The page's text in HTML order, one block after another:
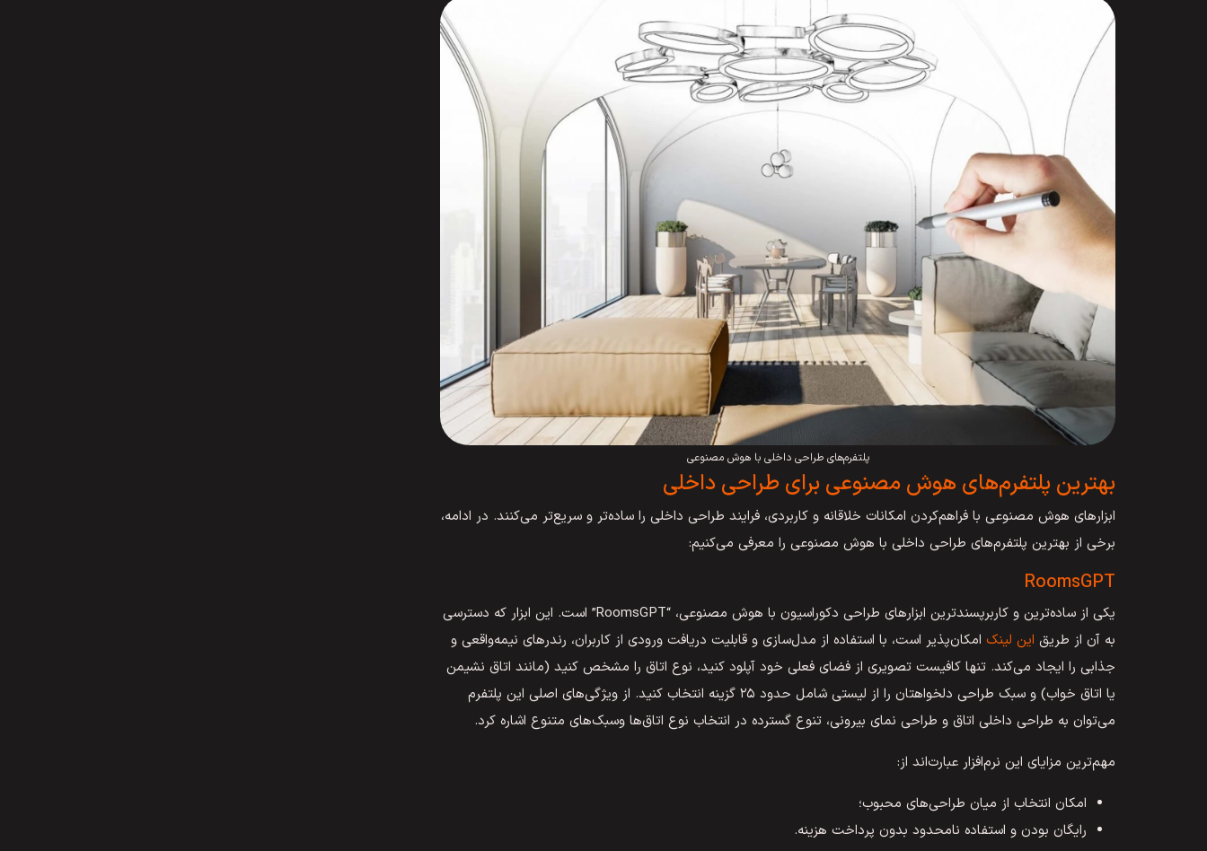
پلتفرم‌های طراحی داخلی با هوش مصنوعی
بهترین پلتفرم‌های هوش مصنوعی برای طراحی داخلی
ابزارهای هوش مصنوعی با فراهم‌کردن امکانات خلاقانه و کاربردی، فرایند طراحی داخلی را ساده‌تر و سریع‌تر می‌کنند. در ادامه،
برخی از بهترین پلتفرم‌های طراحی داخلی با هوش مصنوعی را معرفی می‌کنیم:
RoomsGPT
یکی از ساده‌ترین و کاربرپسندترین ابزارهای طراحی دکوراسیون با هوش مصنوعی، “RoomsGPT” است. این ابزار که دسترسی
به آن از طریق این لینک امکان‌پذیر است، با استفاده از مدل‌سازی و قابلیت دریافت ورودی از کاربران، رندرهای نیمه‌واقعی و
جذابی را ایجاد می‌کند. تنها کافیست تصویری از فضای فعلی خود آپلود کنید، نوع اتاق را مشخص کنید (مانند اتاق نشیمن
یا اتاق خواب) و سبک طراحی دلخواهتان را از لیستی شامل حدود ۲۵ گزینه انتخاب کنید. از ویژگی‌های اصلی این پلتفرم
می‌توان به طراحی داخلی اتاق و طراحی نمای بیرونی، تنوع گسترده در انتخاب نوع اتاق‌ها وسبک‌های متنوع اشاره کرد.
مهم‌ترین مزایای این نرم‌افزار عبارت‌اند از:
امکان انتخاب از میان طراحی‌های محبوب؛
رایگان بودن و استفاده نامحدود بدون پرداخت هزینه.